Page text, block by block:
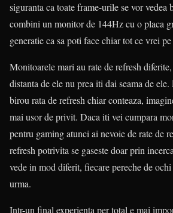
siguranta ca toate frame-urile se vor vedea
combini un monitor de 144Hz cu o placa
generatie ca sa poti face chiar tot ce vrei
Monitoarele mari au rate de refresh
distanta de ele nu prea iti dai seama de
birou rata de refresh chiar conteaza,
mai usor de privit. Daca iti vei cumpara
pentru gaming atunci ai nevoie de rate de
refresh potrivita se gaseste doar prin
vede in mod diferit, fiecare pereche de
urma.
Intr-un final experienta per total e mai